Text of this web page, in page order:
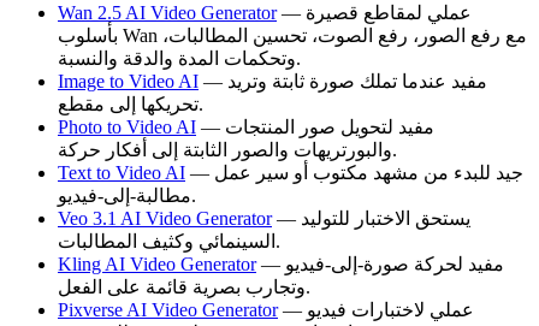
Wan 2.5 AI Video Generator— عملي لمقاطع قصيرة
بأسلوب Wan مع رفع الصور، رفع الصوت، تحسين المطالبات،
وتحكمات المدة والدقة والنسبة.
Image to Video AI — مفيد عندما تملك صورة ثابتة وتريد
تحريكها إلى مقطع.
Photo to Video AI — مفيد لتحويل صور المنتجات
والبورتريهات والصور الثابتة إلى أفكار حركة.
Text to Video AI — جيد للبدء من مشهد مكتوب أو سير عمل
مطالبة-إلى-فيديو.
Veo 3.1 AI Video Generator— يستحق الاختبار للتوليد
السينمائي وكثيف المطالبات.
Kling AI Video Generator— مفيد لحركة صورة-إلى-فيديو
وتجارب بصرية قائمة على الفعل.
Pixverse AI Video Generator— عملي لاختبارات فيديو